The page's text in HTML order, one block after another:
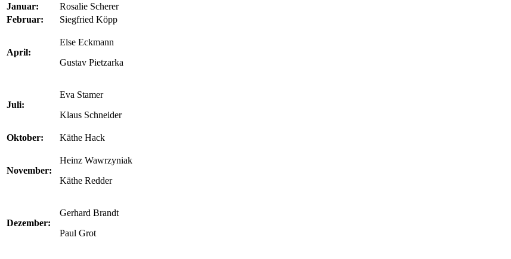
Januar:
Rosalie Scherer
Februar:
Siegfried Köpp
April:
Else Eckmann
Gustav Pietzarka
Juli:
Eva Stamer
Klaus Schneider
Oktober: Käthe Hack
November:
Heinz Wawrzyniak
Käthe Redder
Dezember:
Gerhard Brandt
Paul Grot